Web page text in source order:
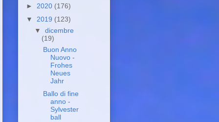
► 2020 (176)
▼ 2019 (123)
▼ dicembre
(19)
Buon Anno
Nuovo -
Frohes
Neues
Jahr
Ballo di fine
anno -
Sylvester
ball